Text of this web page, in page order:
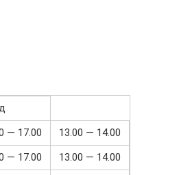
— 17.00
13.00 — 14.00
— 17.00
13.00 — 14.00